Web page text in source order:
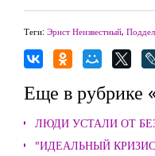
Теги: Эрнст Неизвестный,
Еще в рубрике
ЛЮДИ УСТАЛИ ОТ
"ИДЕАЛЬНЫЙ